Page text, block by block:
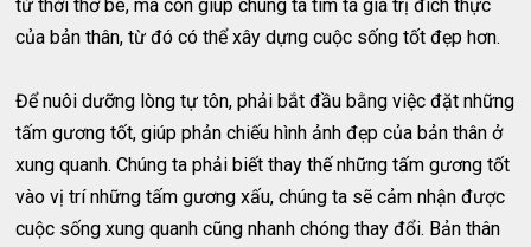
từ thời thơ bé, mà còn giúp chúng ta tìm ta giá trị đích thực
của bản thân, từ đó có thể xây dựng cuộc sống tốt đẹp hơn.
Để nuôi dưỡng lòng tự tôn, phải bắt đầu bằng việc đặt những
tấm gương tốt, giúp phản chiếu hình ảnh đẹp của bản thân ở
xung quanh. Chúng ta phải biết thay thế những tấm gương tốt
vào vị trí những tấm gương xấu, chúng ta sẽ cảm nhận được
cuộc sống xung quanh cũng nhanh chóng thay đổi. Bản thân